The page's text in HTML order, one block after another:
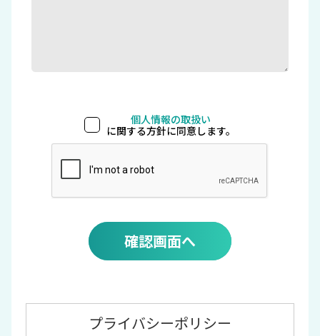
個人情報の取扱い
に関する方針に同意します。
確認画面へ
プライバシーポリシー